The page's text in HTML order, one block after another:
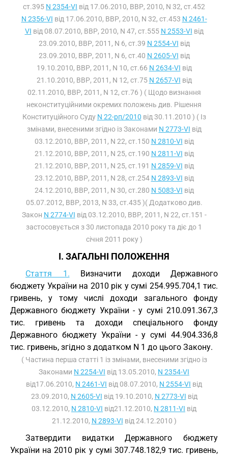
ст.395 N 2354-VI від 17.06.2010, ВВР, 2010, N 32, ст.452
N 2356-VI від 17.06.2010, ВВР, 2010, N 32, ст.453 N 2461-
VI від 08.07.2010, ВВР, 2010, N 47, ст.555 N 2553-VI від
23.09.2010, ВВР, 2011, N 6, ст.39 N 2554-VI від
23.09.2010, ВВР, 2011, N 6, ст.40 N 2605-VI від
19.10.2010, ВВР, 2011, N 10, ст.66 N 2634-VI від
21.10.2010, ВВР, 2011, N 12, ст.75 N 2657-VI від
02.11.2010, ВВР, 2011, N 12, ст.76 ) ( Щодо визнання
неконституційними окремих положень див. Рішення
Конституційного Суду N 22-рп/2010 від 30.11.2010 ) ( Із
змінами, внесеними згідно із Законами N 2773-VI від
03.12.2010, ВВР, 2011, N 22, ст.150 N 2810-VI від
21.12.2010, ВВР, 2011, N 25, ст.190 N 2811-VI від
21.12.2010, ВВР, 2011, N 25, ст.191 N 2859-VI від
23.12.2010, ВВР, 2011, N 28, ст.254 N 2893-VI від
24.12.2010, ВВР, 2011, N 30, ст.280 N 5083-VI від
05.07.2012, ВВР, 2013, N 33, ст.435 )( Додатково див.
Закон N 2774-VI від 03.12.2010, ВВР, 2011, N 22, ст.151 -
застосовується з 30 листопада 2010 року та діє до 1
січня 2011 року )
I. ЗАГАЛЬНІ ПОЛОЖЕННЯ
Стаття 1. Визначити доходи Державного
бюджету України на 2010 рік у сумі 254.995.704,1 тис.
гривень, у тому числі доходи загального фонду
Державного бюджету України - у сумі 210.091.367,3
тис. гривень та доходи спеціального фонду
Державного бюджету України - у сумі 44.904.336,8
тис. гривень, згідно з додатком N 1 до цього Закону.
( Частина перша статті 1 із змінами, внесеними згідно із
Законами N 2254-VI від 13.05.2010, N 2354-VI
від17.06.2010, N 2461-VI від 08.07.2010, N 2554-VI від
23.09.2010, N 2605-VI від 19.10.2010, N 2773-VI від
03.12.2010, N 2810-VI від21.12.2010, N 2811-VI від
21.12.2010, N 2893-VI від 24.12.2010 )
Затвердити видатки Державного бюджету
України на 2010 рік у сумі 307.748.182,9 тис. гривень,